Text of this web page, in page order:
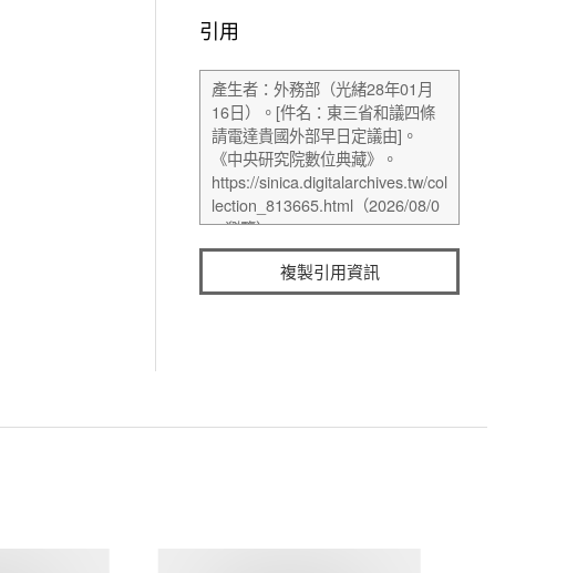
引用
複製引用資訊